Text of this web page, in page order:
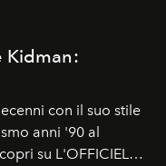
Kidman:
con il suo stile
anni '90 al
su L'OFFICIEL